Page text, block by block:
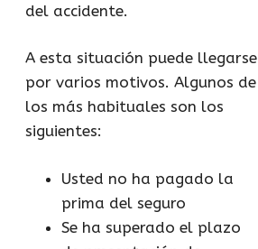
del accidente.
A esta situación puede llegarse
por varios motivos. Algunos de
los más habituales son los
siguientes:
Usted no ha pagado la
prima del seguro
Se ha superado el plazo